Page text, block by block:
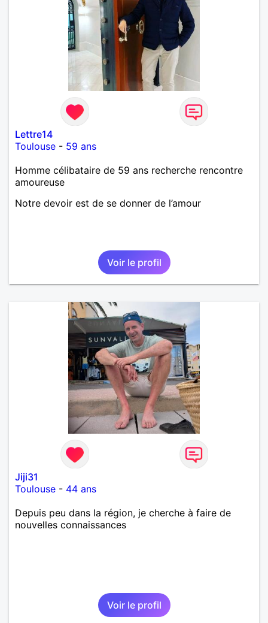
Lettre14
Toulouse - 59 ans
Homme célibataire de 59 ans recherche rencontre
amoureuse
Notre devoir est de se donner de l’amour
Voir le profil
Jiji31
Toulouse - 44 ans
Depuis peu dans la région, je cherche à faire de
nouvelles connaissances
Voir le profil